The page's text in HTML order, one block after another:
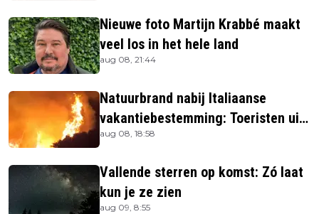
Nieuwe foto Martijn Krabbé maakt
veel los in het hele land
aug 08, 21:44
Natuurbrand nabij Italiaanse
vakantiebestemming: Toeristen uit
verblijven gehaald
aug 08, 18:58
Vallende sterren op komst: Zó laat
kun je ze zien
aug 09, 8:55